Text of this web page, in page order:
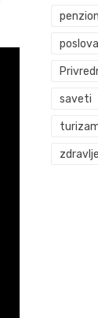
saveti
zdravlje